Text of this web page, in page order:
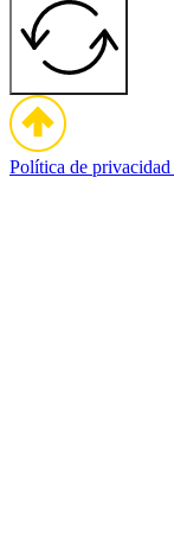
Política de privacidad